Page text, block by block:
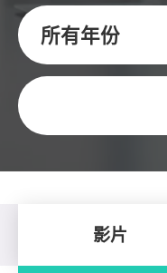
所有年份
關鍵字
影片